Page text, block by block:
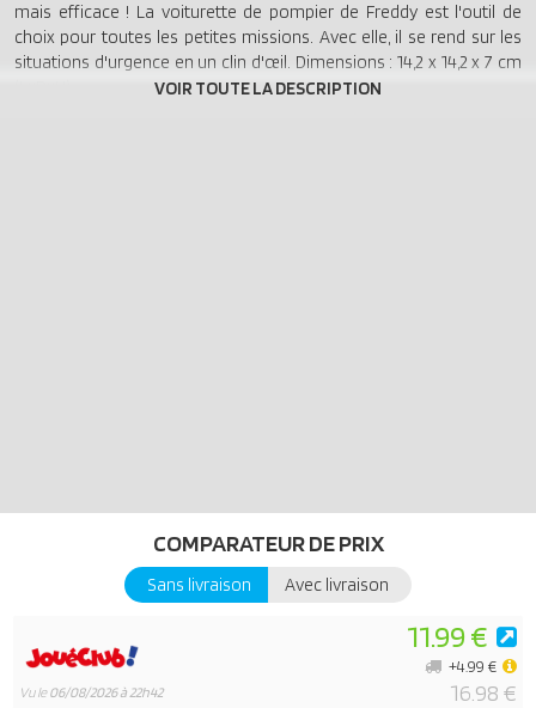
mais efficace ! La voiturette de pompier de Freddy est l'outil de
choix pour toutes les petites missions. Avec elle, il se rend sur les
situations d'urgence en un clin d'œil. Dimensions : 14,2 x 14,2 x 7 cm
COMPARATEUR DE PRIX
Sans livraison Avec livraison
Vu le06/08/2026 à 22h42
11.99 €
16.98 €
+4.99 €